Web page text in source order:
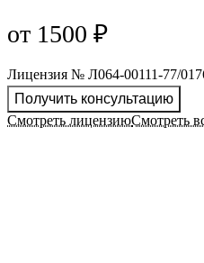
от 1500 ₽
Лицензия № Л064-00111-77/
Получить консультацию
Смотреть лицензиюСмотреть